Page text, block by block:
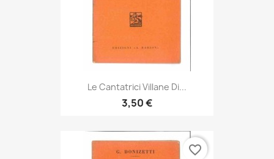
Le Cantatrici Villane Di...
3,50 €
favorite_border